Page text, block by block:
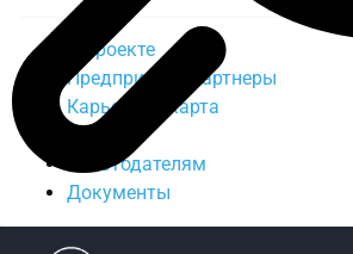
О проекте
Предприятия партнеры
Карьерная карта
Работодателям
Документы